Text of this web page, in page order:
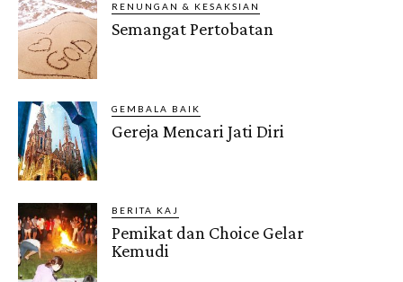
RENUNGAN & KESAKSIAN
Semangat Pertobatan
GEMBALA BAIK
Gereja Mencari Jati Diri
BERITA KAJ
Pemikat dan Choice Gelar
Kemudi